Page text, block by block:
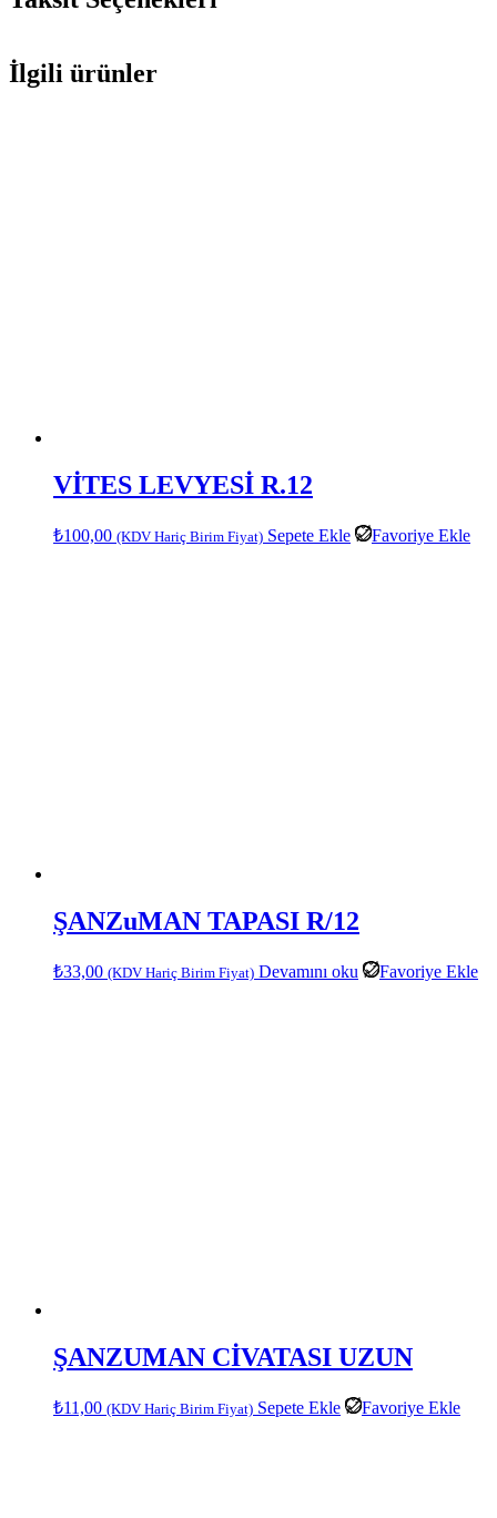
İlgili ürünler
VİTES LEVYESİ R.12
₺100,00 (KDV Hariç Birim Fiyat) Sepete Ekle Favoriye Ekle
ŞANZuMAN TAPASI R/12
₺33,00 (KDV Hariç Birim Fiyat) Devamını oku Favoriye Ekle
ŞANZUMAN CİVATASI UZUN
₺11,00 (KDV Hariç Birim Fiyat) Sepete Ekle Favoriye Ekle